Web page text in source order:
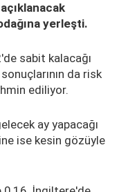
yerleşti.
sabit kalacağı
da risk
ediliyor.
ay yapacağı
ise kesin gözüyle